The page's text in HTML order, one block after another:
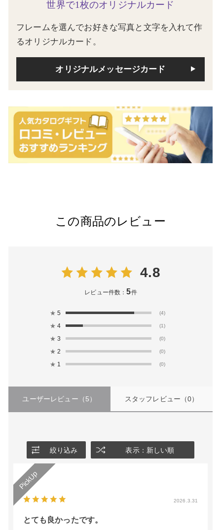
世界で1枚のオリジナルカード
フレームを選んでお好きな写真と文字を入れて作
るオリジナルカード。
オリジナルメッセージカード
この商品のレビュー
4.8
レビュー件数：5件
★ 5 (4)
★ 4 (1)
★ 3 (0)
★ 2 (0)
★ 1 (0)
ユーザーレビュー （5） スタッフレビュー （0）
絞り込み 表示：新しい順
2026.3.31
とても良かったです。